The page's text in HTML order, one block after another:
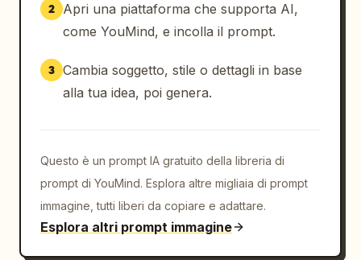
2
Apri una piattaforma che supporta AI,
come YouMind, e incolla il prompt.
3 Cambia soggetto, stile o dettagli in base
alla tua idea, poi genera.
Questo è un prompt IA gratuito della libreria di
prompt di YouMind. Esplora altre migliaia di prompt
immagine, tutti liberi da copiare e adattare.
Esplora altri prompt immagine